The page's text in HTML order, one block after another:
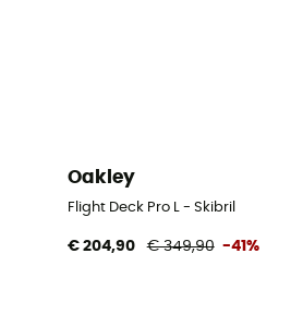
Oakley
Flight Deck Pro L - Skibril
€ 204,90 € 349,90 -41%